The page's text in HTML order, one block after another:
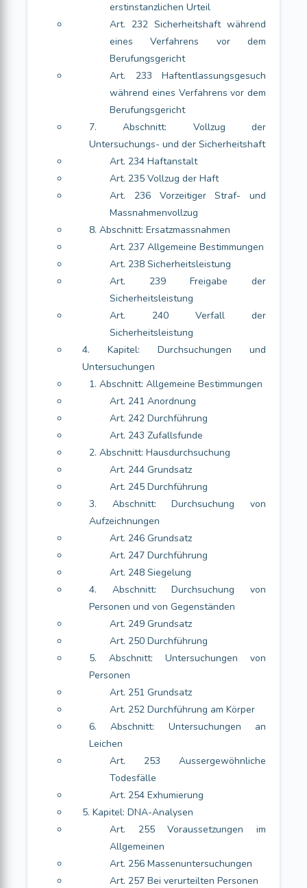
erstinstanzlichen Urteil
Art. 232 Sicherheitshaft während
eines Verfahrens vor dem
Berufungsgericht
Art. 233 Haftentlassungsgesuch
während eines Verfahrens vor dem
Berufungsgericht
7. Abschnitt: Vollzug der
Untersuchungs- und der Sicherheitshaft
Art. 234 Haftanstalt
Art. 235 Vollzug der Haft
Art. 236 Vorzeitiger Straf- und
Massnahmenvollzug
8. Abschnitt: Ersatzmassnahmen
Art. 237 Allgemeine Bestimmungen
Art. 238 Sicherheitsleistung
Art. 239 Freigabe der
Sicherheitsleistung
Art. 240 Verfall der
Sicherheitsleistung
4. Kapitel: Durchsuchungen und
Untersuchungen
1. Abschnitt: Allgemeine Bestimmungen
Art. 241 Anordnung
Art. 242 Durchführung
Art. 243 Zufallsfunde
2. Abschnitt: Hausdurchsuchung
Art. 244 Grundsatz
Art. 245 Durchführung
3. Abschnitt: Durchsuchung von
Aufzeichnungen
Art. 246 Grundsatz
Art. 247 Durchführung
Art. 248 Siegelung
4. Abschnitt: Durchsuchung von
Personen und von Gegenständen
Art. 249 Grundsatz
Art. 250 Durchführung
5. Abschnitt: Untersuchungen von
Personen
Art. 251 Grundsatz
Art. 252 Durchführung am Körper
6. Abschnitt: Untersuchungen an
Leichen
Art. 253 Aussergewöhnliche
Todesfälle
Art. 254 Exhumierung
5. Kapitel: DNA-Analysen
Art. 255 Voraussetzungen im
Allgemeinen
Art. 256 Massenuntersuchungen
Art. 257 Bei verurteilten Personen